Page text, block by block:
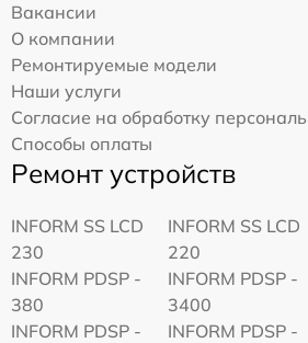
Вакансии
О компании
Ремонтируемые модели
Наши услуги
Согласие на обработку
Способы оплаты
Ремонт устройств
INFORM SS LCD
230
INFORM SS LCD
220
INFORM PDSP -
380
INFORM PDSP -
3400
INFORM PDSP -
INFORM PDSP -